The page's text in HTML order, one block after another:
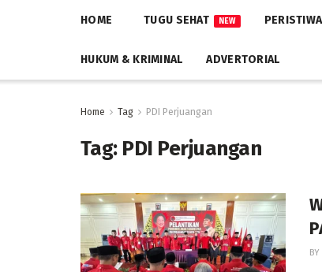
HOME TUGU SEHAT NEW PERISTIWA
HUKUM & KRIMINAL ADVERTORIAL
Home Tag PDI Perjuangan
Tag: PDI Perjuangan
BY